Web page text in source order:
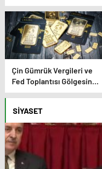
Türkiye’ye Duyuran Işıklı
Çözümler!
Çin Gümrük Vergileri ve
Fed Toplantısı Gölgesinde
Altın Fiyatları Yükselişte
SIYASET